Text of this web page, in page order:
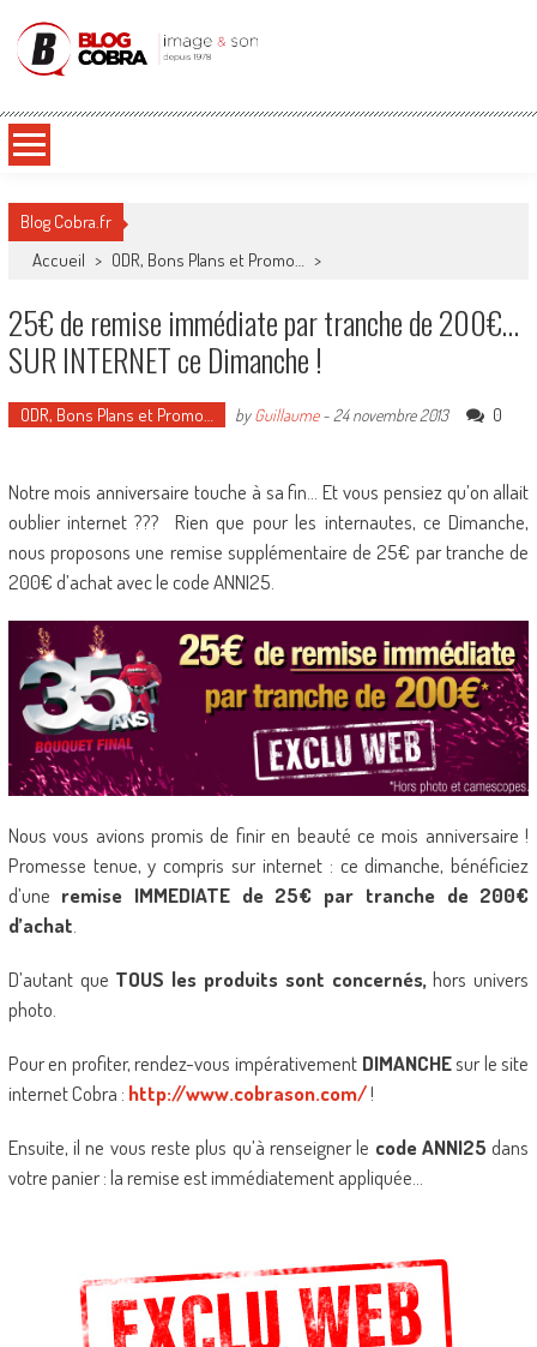
Blog Cobra
Blog Cobra.fr
Accueil > ODR, Bons Plans et Promo… >
25€ de remise immédiate par tranche de 200€…
SUR INTERNET ce Dimanche !
ODR, Bons Plans et Promo… byGuillaume- 24 novembre 2013 0
Notre mois anniversaire touche à sa fin… Et vous pensiez qu’on allait
oublier internet ??? Rien que pour les internautes, ce Dimanche,
nous proposons une remise supplémentaire de 25€ par tranche de
200€ d’achat avec le code ANNI25.
Nous vous avions promis de finir en beauté ce mois anniversaire !
Promesse tenue, y compris sur internet : ce dimanche, bénéficiez
d’une remise IMMEDIATE de 25€ par tranche de 200€
d’achat
D’autant que TOUS les produits sont concernés,hors univers
photo.
Pour en profiter, rendez-vous impérativement DIMANCHEsur le site
internet Cobra : http://www.cobrason.com/!
Ensuite, il ne vous reste plus qu’à renseigner le code ANNI25 dans
votre panier : la remise est immédiatement appliquée…